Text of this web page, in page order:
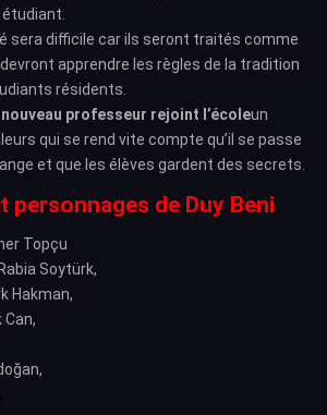
sera difficile car ils seront traités comme
apprendre les règles de la tradition
résidents.
nouveau professeur rejoint l’écoleun
qui se rend vite compte qu’il se passe
et que les élèves gardent des secrets.
personnages de Duy Beni
Topçu
Soytürk,
Hakman,
Can,